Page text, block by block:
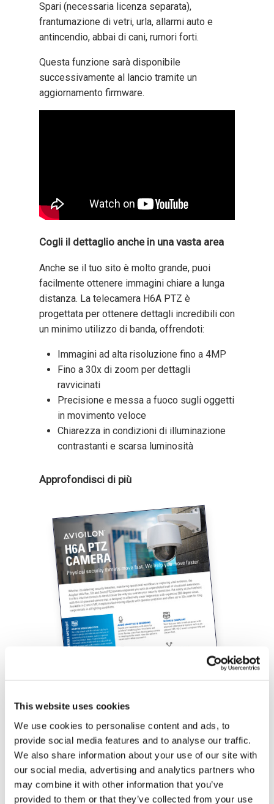
This website uses cookies
We use cookies to personalise content and ads, to
provide social media features and to analyse our traffic.
We also share information about your use of our site with
our social media, advertising and analytics partners who
may combine it with other information that you’ve
provided to them or that they’ve collected from your use
Spari (necessaria licenza separata),
frantumazione di vetri, urla, allarmi auto e
antincendio, abbai di cani, rumori forti.
Questa funzione sarà disponibile
successivamente al lancio tramite un
aggiornamento firmware.
Cogli il dettaglio anche in una vasta area
Anche se il tuo sito è molto grande, puoi
facilmente ottenere immagini chiare a lunga
distanza. La telecamera H6A PTZ è
progettata per ottenere dettagli incredibili con
un minimo utilizzo di banda, offrendoti:
Immagini ad alta risoluzione fino a 4MP
Fino a 30x di zoom per dettagli
ravvicinati
Precisione e messa a fuoco sugli oggetti
in movimento veloce
Chiarezza in condizioni di illuminazione
contrastanti e scarsa luminosità
Approfondisci di più
Scarica la brochure di H6A PTZ